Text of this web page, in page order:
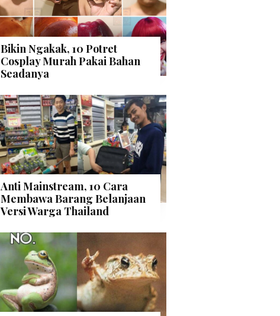
Bikin Ngakak, 10 Potret
Cosplay Murah Pakai Bahan
Seadanya
Anti Mainstream, 10 Cara
Membawa Barang Belanjaan
Versi Warga Thailand